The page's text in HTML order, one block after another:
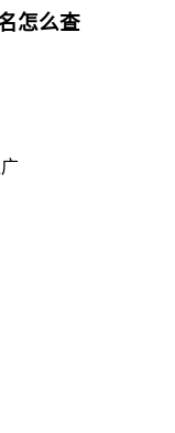
怎么查